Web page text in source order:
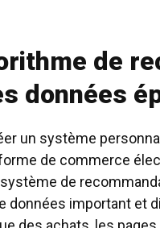
de
données
un système
de commerce
de
données important et